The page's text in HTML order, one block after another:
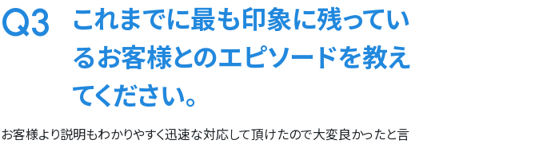
Q3
これまでに最も印象に残ってい
るお客様とのエピソードを教え
てください。
お客様より説明もわかりやすく迅速な対応して頂けたので大変良かったと言